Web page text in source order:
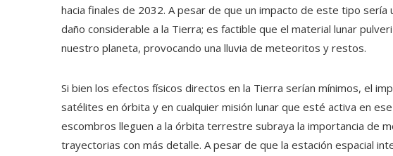
hacia finales de 2032. A pesar de que un impacto de este tipo sería
daño considerable a la Tierra; es factible que el material lunar
nuestro planeta, provocando una lluvia de meteoritos y restos.
Si bien los efectos físicos directos en la Tierra serían mínimos, el
satélites en órbita y en cualquier misión lunar que esté activa en
escombros lleguen a la órbita terrestre subraya la importancia de
trayectorias con más detalle. A pesar de que la estación espacial